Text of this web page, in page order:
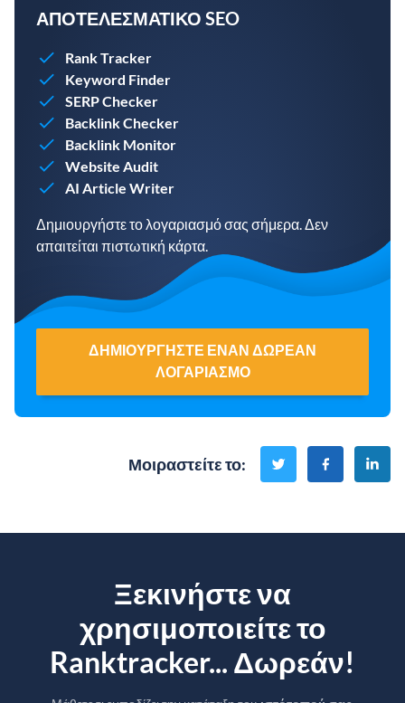
ΑΠΟΤΕΛΕΣΜΑΤΙΚΌ SEO
Rank Tracker
Keyword Finder
SERP Checker
Backlink Checker
Backlink Monitor
Website Audit
AI Article Writer
Δημιουργήστε το λογαριασμό σας σήμερα. Δεν
απαιτείται πιστωτική κάρτα.
ΔΗΜΙΟΥΡΓΉΣΤΕ ΈΝΑΝ ΔΩΡΕΆΝ
ΛΟΓΑΡΙΑΣΜΌ
Μοιραστείτε το:
Ξεκινήστε να
χρησιμοποιείτε το
Ranktracker... Δωρεάν!